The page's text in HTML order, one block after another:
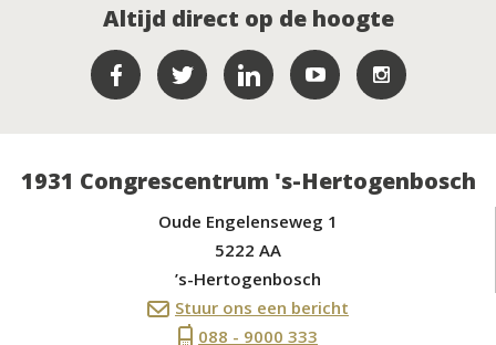
Altijd direct op de hoogte
1931 Congrescentrum 's-Hertogenbosch
Oude Engelenseweg 1
5222 AA
’s-Hertogenbosch
Stuur ons een bericht
088 - 9000 333